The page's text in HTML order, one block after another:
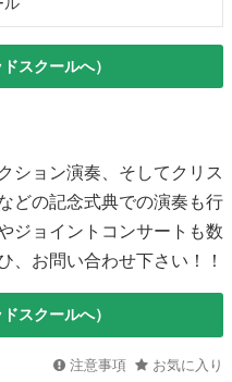
スクールへ）
ション演奏、そしてクリス
どの記念式典での演奏も行
ジョイントコンサートも数
、お問い合わせ下さい！！
スクールへ）
注意事項 お気に入り